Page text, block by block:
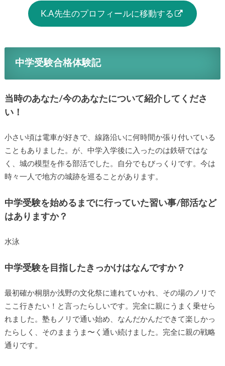
K.A先生のプロフィールに移動する
中学受験合格体験記
当時のあなた/今のあなたについて紹介してくださ
い！
小さい頃は電車が好きで、線路沿いに何時間か張り付いている
こともありました。が、中学入学後に入ったのは鉄研ではな
く、城の模型を作る部活でした。自分でもびっくりです。今は
時々一人で地方の城跡を巡ることがあります。
中学受験を始めるまでに行っていた習い事/部活など
はありますか？
水泳
中学受験を目指したきっかけはなんですか？
最初確か桐朋か浅野の文化祭に連れていかれ、その場のノリで
ここ行きたい！と言ったらしいです。完全に親にうまく乗せら
れました。塾もノリで通い始め、なんだかんだできて楽しかっ
たらしく、そのままうま〜く通い続けました。完全に親の戦略
通りです。